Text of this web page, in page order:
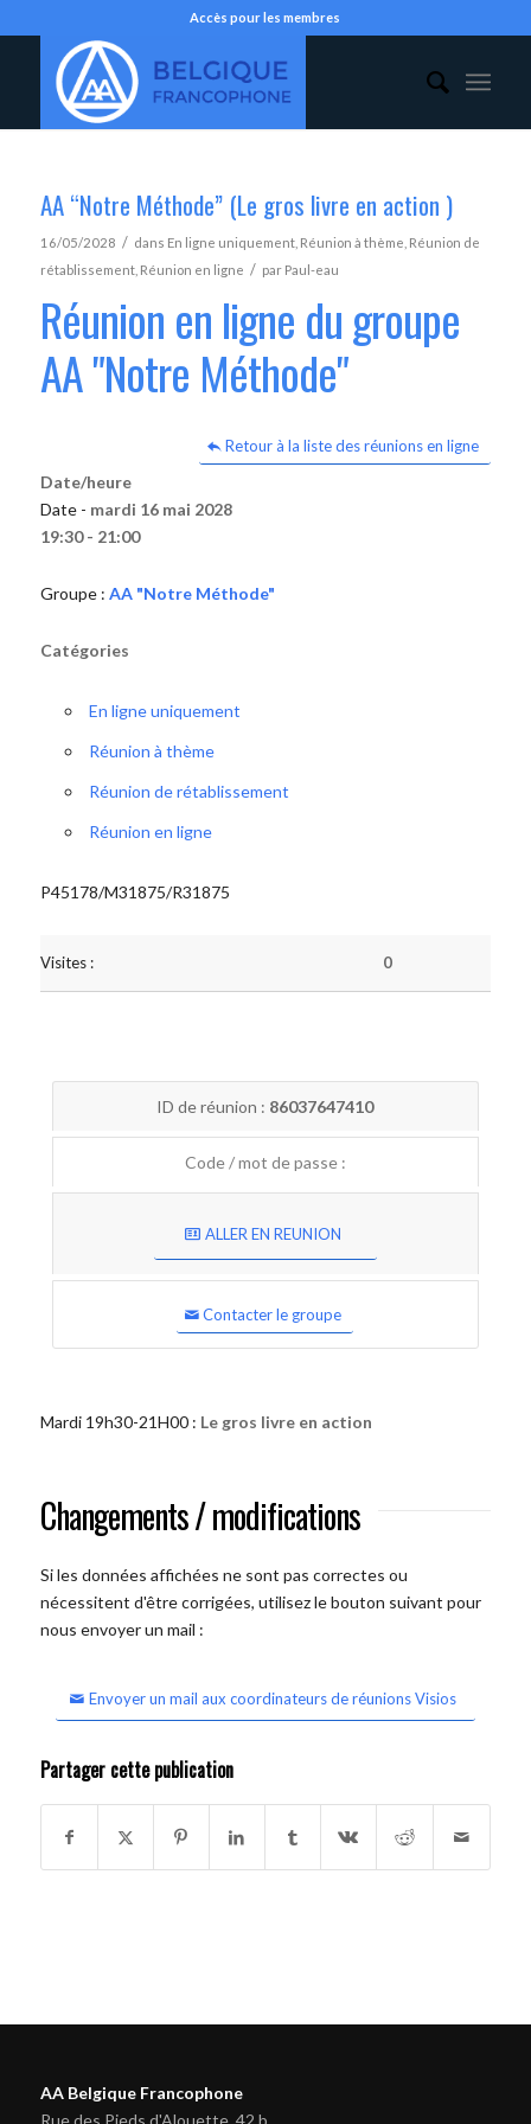
Accès pour les membres
AA “Notre Méthode” (Le gros livre en action )
16/05/2028 / dans En ligne uniquement, Réunion à thème Réunion de
rétablissement, Réunion en ligne / par Paul-eau
Réunion en ligne du groupe
AA "Notre Méthode"
Retour à la liste des réunions en ligne
Date/heure
Date - mardi 16 mai 2028
19:30 - 21:00
Groupe : AA "Notre Méthode"
Catégories
En ligne uniquement
Réunion à thème
Réunion de rétablissement
Réunion en ligne
P45178/M31875/R31875
Visites : 0
ID de réunion : 86037647410
Code / mot de passe :
ALLER EN REUNION
Contacter le groupe
Mardi 19h30-21H00 : Le gros livre en action
Changements / modifications
Si les données affichées ne sont pas correctes ou
nécessitent d'être corrigées, utilisez le bouton suivant pour
nous envoyer un mail :
Envoyer un mail aux coordinateurs de réunions Visios
Partager cette publication
AA Belgique Francophone
Rue des Pieds d'Alouette, 42 b